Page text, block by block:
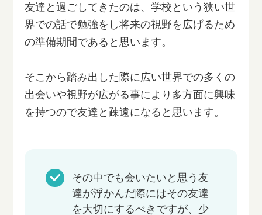
友達と過ごしてきたのは、学校という狭い世
界での話で勉強をし将来の視野を広げるため
の準備期間であると思います。
そこから踏み出した際に広い世界での多くの
出会いや視野が広がる事により多方面に興味
を持つので友達と疎遠になると思います。
その中でも会いたいと思う友
達が浮かんだ際にはその友達
を大切にするべきですが、少